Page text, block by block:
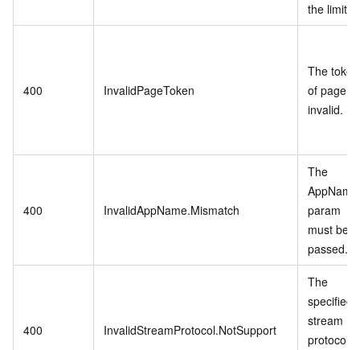
the limit.
400 InvalidPageToken
The token
of page is
invalid.
400 InvalidAppName.Mismatch
The
AppName
param
must be
passed.
400 InvalidStreamProtocol.NotSupport
The
specified
stream
protocol is